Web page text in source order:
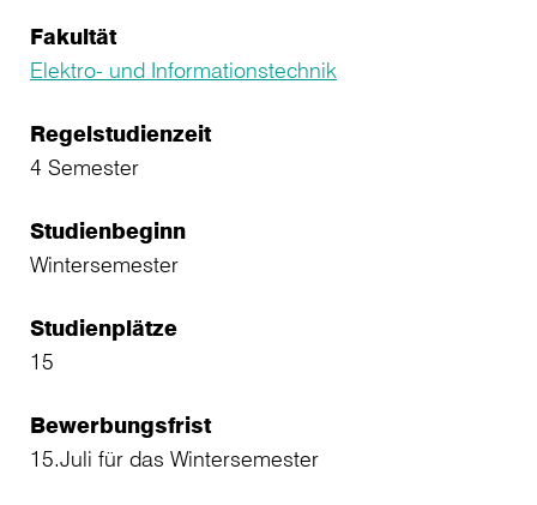
Fakultät
Elektro- und Informationstechnik
Regelstudienzeit
4 Semester
Studienbeginn
Wintersemester
Studienplätze
15
Bewerbungsfrist
15.Juli für das Wintersemester